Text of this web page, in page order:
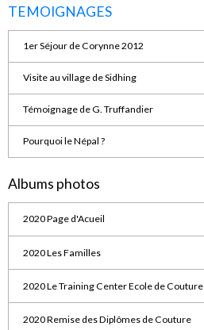
TEMOIGNAGES
1er Séjour de Corynne 2012
Visite au village de Sidhing
Témoignage de G. Truffandier
Pourquoi le Népal ?
Albums photos
2020 Page d'Acueil
2020 Les Familles
2020 Le Training Center Ecole de Couture
2020 Remise des Diplômes de Couture